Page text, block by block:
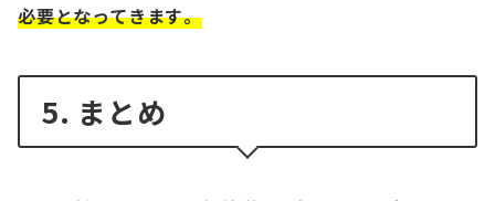
必要となってきます​。
5. まとめ